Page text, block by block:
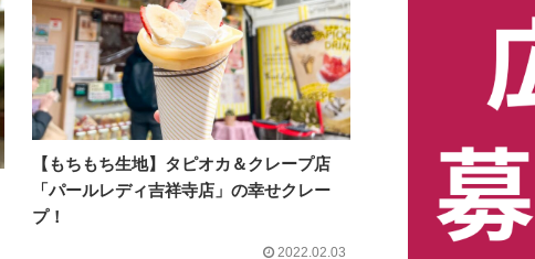
【もちもち生地】タピオカ＆クレープ店
「パールレディ吉祥寺店」の幸せクレー
プ！
2022.02.03